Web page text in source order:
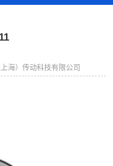
海）传动科技有限公司